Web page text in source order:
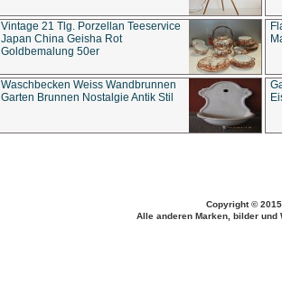
Vintage 21 Tlg. Porzellan Teeservice
Japan China Geisha Rot
Goldbemalung 50er
Waschbecken Weiss Wandbrunnen
Garten Brunnen Nostalgie Antik Stil
Copyright ©
Alle anderen Marken, bilder und